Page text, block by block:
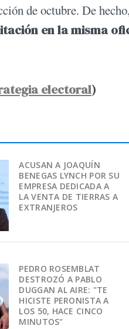
de octubre. De hecho,
en la misma
electoral)
ACUSAN A JOAQUÍN
BENEGAS LYNCH POR SU
EMPRESA DEDICADA A
LA VENTA DE TIERRAS A
EXTRANJEROS
PEDRO ROSEMBLAT
DESTROZÓ A PABLO
DUGGAN AL AIRE: "TE
HICISTE PERONISTA A
LOS 50, HACE CINCO
MINUTOS"